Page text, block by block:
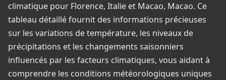
climatique pour Florence, Italie et Macao, Macao. Ce
tableau détaillé fournit des informations précieuses
sur les variations de température, les niveaux de
précipitations et les changements saisonniers
influencés par les facteurs climatiques, vous aidant à
comprendre les conditions météorologiques uniques